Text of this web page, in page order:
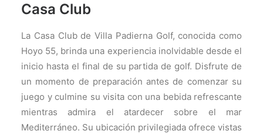
Casa Club
La Casa Club de Villa Padierna Golf, conocida como
Hoyo 55, brinda una experiencia inolvidable desde el
inicio hasta el final de su partida de golf. Disfrute de
un momento de preparación antes de comenzar su
juego y culmine su visita con una bebida refrescante
mientras admira el atardecer sobre el mar
Mediterráneo. Su ubicación privilegiada ofrece vistas